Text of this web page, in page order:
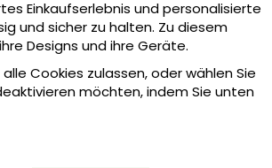
Einkaufserlebnis und personalisierte
und sicher zu halten. Zu diesem
Designs und ihre Geräte.
Cookies zulassen, oder wählen Sie
möchten, indem Sie unten